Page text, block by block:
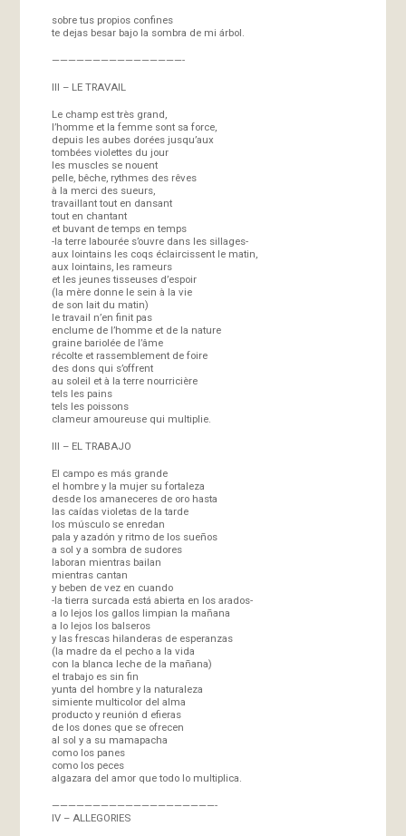
sobre tus propios confines
te dejas besar bajo la sombra de mi árbol.
————————————————-
III – LE TRAVAIL
Le champ est très grand,
l’homme et la femme sont sa force,
depuis les aubes dorées jusqu’aux
tombées violettes du jour
les muscles se nouent
pelle, bêche, rythmes des rêves
à la merci des sueurs,
travaillant tout en dansant
tout en chantant
et buvant de temps en temps
-la terre labourée s’ouvre dans les sillages-
aux lointains les coqs éclaircissent le matin,
aux lointains, les rameurs
et les jeunes tisseuses d’espoir
(la mère donne le sein à la vie
de son lait du matin)
le travail n’en finit pas
enclume de l’homme et de la nature
graine bariolée de l’âme
récolte et rassemblement de foire
des dons qui s’offrent
au soleil et à la terre nourricière
tels les pains
tels les poissons
clameur amoureuse qui multiplie.
III – EL TRABAJO
El campo es más grande
el hombre y la mujer su fortaleza
desde los amaneceres de oro hasta
las caídas violetas de la tarde
los músculo se enredan
pala y azadón y ritmo de los sueños
a sol y a sombra de sudores
laboran mientras bailan
mientras cantan
y beben de vez en cuando
-la tierra surcada está abierta en los arados-
a lo lejos los gallos limpian la mañana
a lo lejos los balseros
y las frescas hilanderas de esperanzas
(la madre da el pecho a la vida
con la blanca leche de la mañana)
el trabajo es sin fin
yunta del hombre y la naturaleza
simiente multicolor del alma
producto y reunión d efieras
de los dones que se ofrecen
al sol y a su mamapacha
como los panes
como los peces
algazara del amor que todo lo multiplica.
————————————————————-
IV – ALLEGORIES